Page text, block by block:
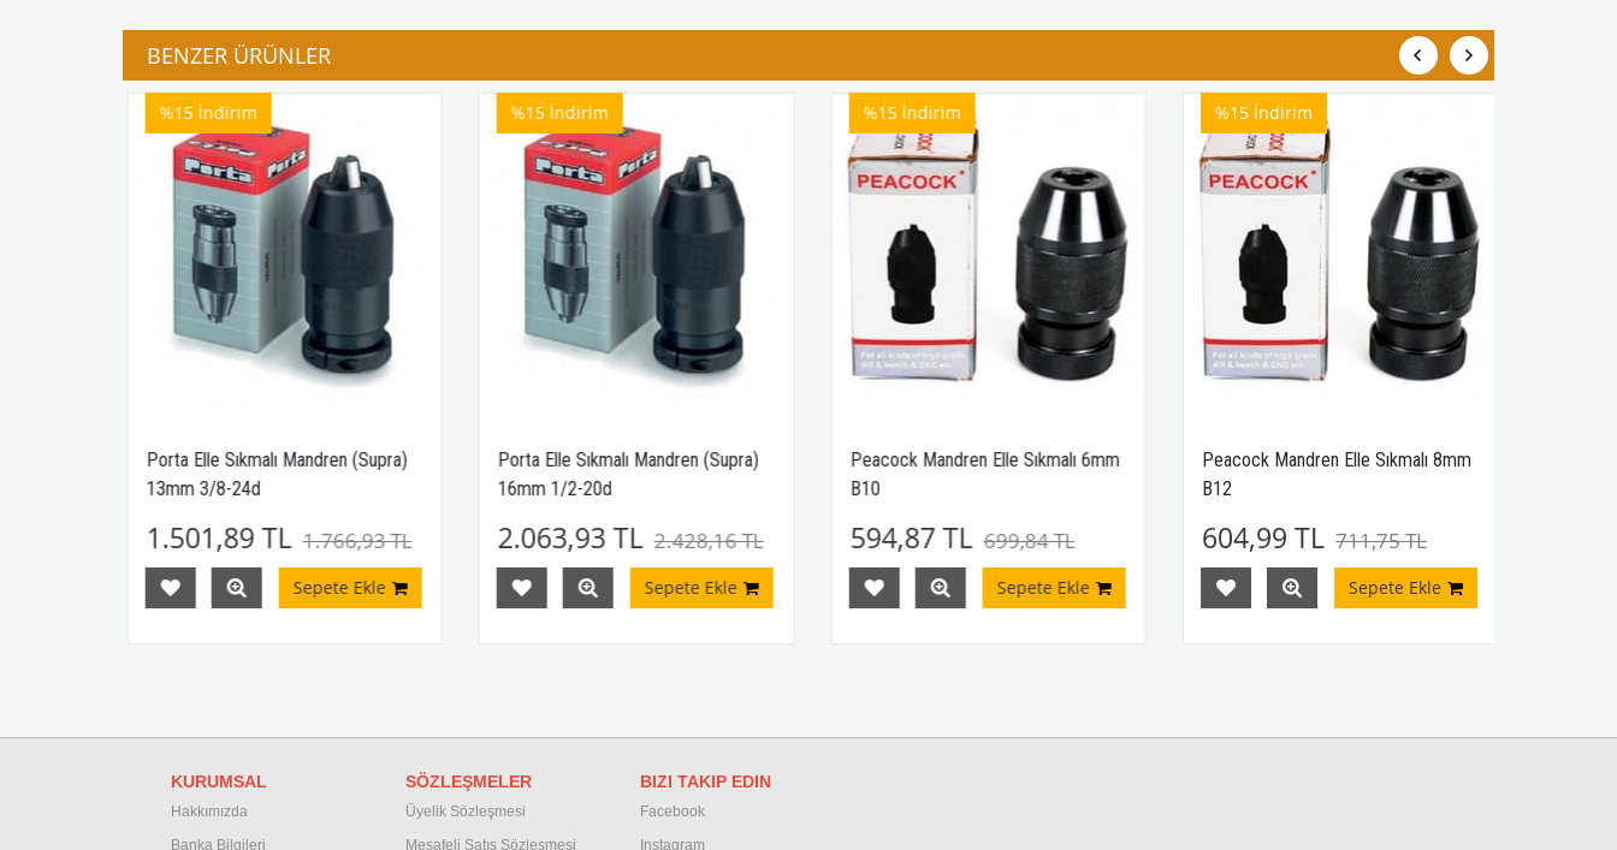
BENZER ÜRÜNLER
Porta Elle Sıkmalı Mandren (Supra)
13mm 3/8-24d
1.501,89 TL 1.766,93 TL
Sepete Ekle
%15 İndirim
Porta Elle Sıkmalı Mandren (Supra)
16mm 1/2-20d
2.063,93 TL 2.428,16 TL
Sepete Ekle
%15 İndirim
Peacock Mandren Elle Sıkmalı 6mm
B10
594,87 TL 699,84 TL
Sepete Ekle
%15 İndirim
Peacock Mandren Elle Sıkmalı 8mm
B12
604,99 TL 711,75 TL
Sepete Ekle
%15 İndirim
KURUMSAL
Hakkımızda
Banka Bilgileri
SÖZLEŞMELER
Üyelik Sözleşmesi
Mesafeli Satış Sözleşmesi
BIZI TAKIP EDIN
Facebook
Instagram